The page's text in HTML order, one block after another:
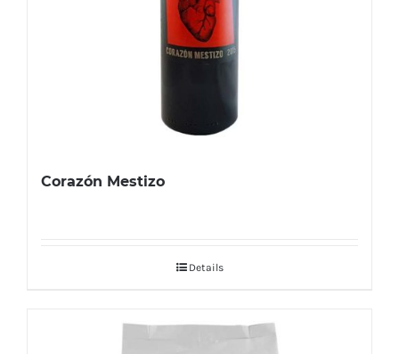
Corazón Mestizo
Details